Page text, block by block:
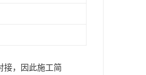
接，因此施工简